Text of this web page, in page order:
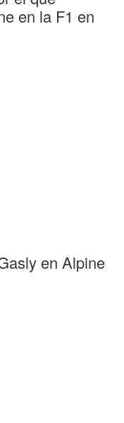
en la F1 en
en Alpine